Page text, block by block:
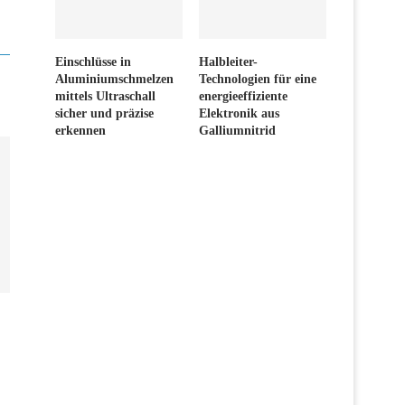
Einschlüsse in
Aluminiumschmelzen
mittels Ultraschall
sicher und präzise
erkennen
Halbleiter-
Technologien für eine
energieeffiziente
Elektronik aus
Galliumnitrid